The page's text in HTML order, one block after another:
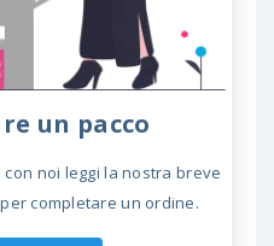
un pacco
noi leggi la nostra breve
completare un ordine.